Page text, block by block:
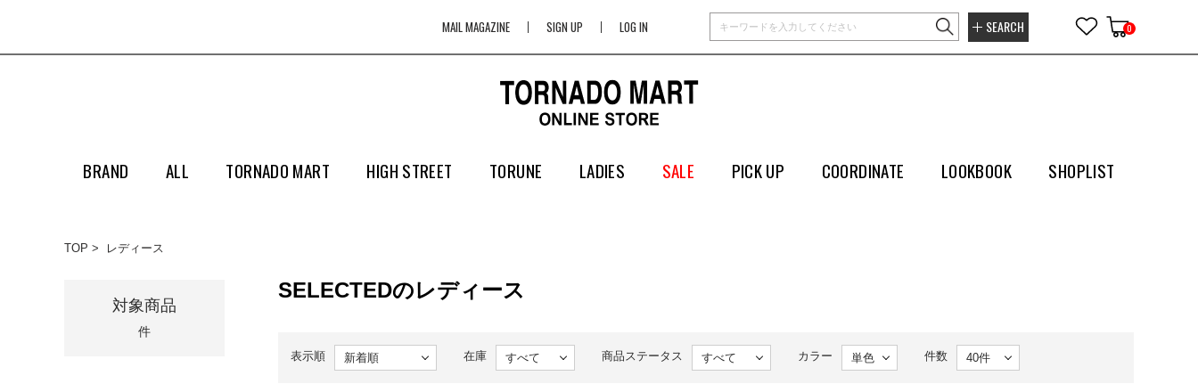
MAIL MAGAZINE SIGN UP LOG IN SEARCH 0
BRAND ALL TORNADO MART HIGH STREET TORUNE LADIES SALE PICK UP COORDINATE LOOKBOOK SHOPLIST
TOP レディース
対象商品
件
SELECTEDのレディース
表示順 在庫 商品ステータス カラー 件数